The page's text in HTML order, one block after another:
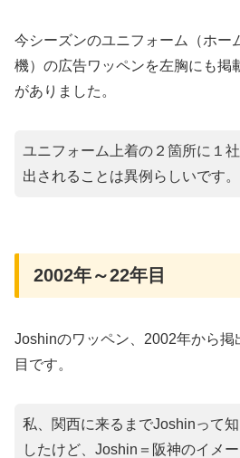
今シーズンのユニフォーム（ホー
機）の広告ワッペンを左胸にも掲
がありました。
ユニフォーム上着の２箇所に１
出されることは異例らしいです。
2002年～22年目
Joshinのワッペン、2002年から
目です。
私、関西に来るまでJoshinって
したけど、Joshin＝阪神のイメ